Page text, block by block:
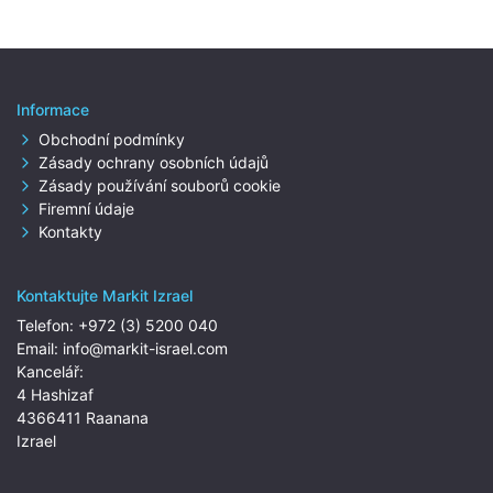
Informace
Obchodní podmínky
Zásady ochrany osobních údajů
Zásady používání souborů cookie
Firemní údaje
Kontakty
Kontaktujte Markit Izrael
Telefon: +972 (3) 5200 040
Email: info@markit-israel.com
Kancelář:
4 Hashizaf
4366411 Raanana
Izrael